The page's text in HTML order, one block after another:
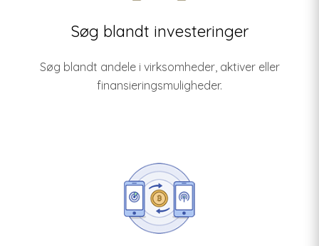
Søg blandt investeringer
Søg blandt andele i virksomheder, aktiver eller
finansieringsmuligheder.